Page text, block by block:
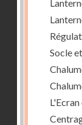
Socle